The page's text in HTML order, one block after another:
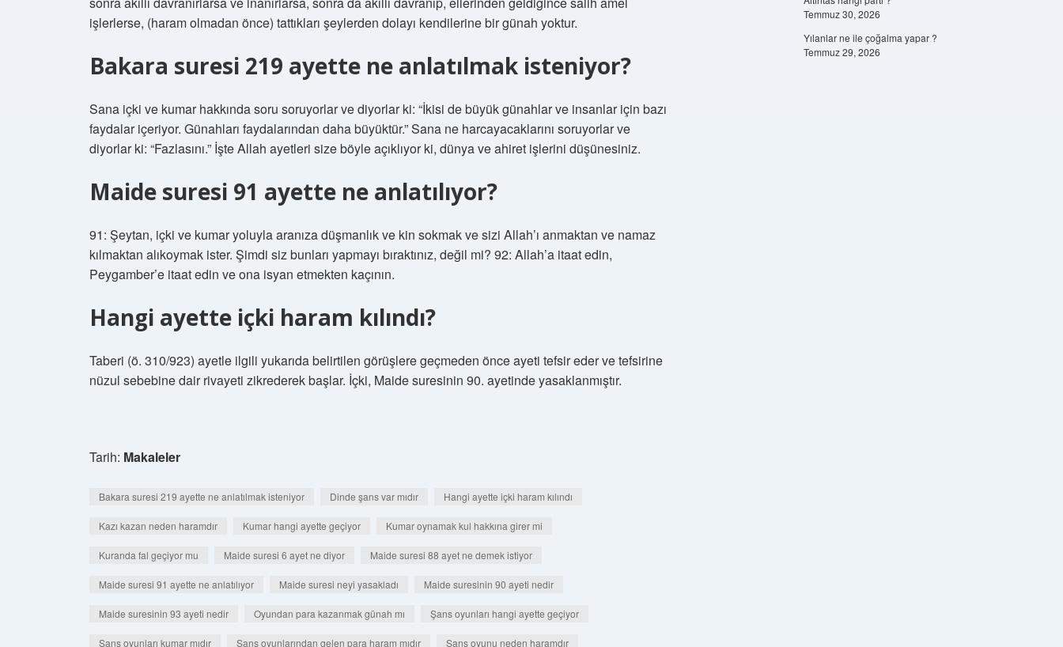
işlerlerse, (haram olmadan önce) tattıkları şeylerden dolayı kendilerine bir günah yoktur.
Bakara suresi 219 ayette ne anlatılmak isteniyor?
Sana içki ve kumar hakkında soru soruyorlar ve diyorlar ki: “İkisi de büyük günahlar ve insanlar için bazı
faydalar içeriyor. Günahları faydalarından daha büyüktür.” Sana ne harcayacaklarını soruyorlar ve
diyorlar ki: “Fazlasını.” İşte Allah ayetleri size böyle açıklıyor ki, dünya ve ahiret işlerini düşünesiniz.
Maide suresi 91 ayette ne anlatılıyor?
91: Şeytan, içki ve kumar yoluyla aranıza düşmanlık ve kin sokmak ve sizi Allah’ı anmaktan ve namaz
kılmaktan alıkoymak ister. Şimdi siz bunları yapmayı bıraktınız, değil mi? 92: Allah’a itaat edin,
Peygamber’e itaat edin ve ona isyan etmekten kaçının.
Hangi ayette içki haram kılındı?
Taberi (ö. 310/923) ayetle ilgili yukarıda belirtilen görüşlere geçmeden önce ayeti tefsir eder ve tefsirine
nüzul sebebine dair rivayeti zikrederek başlar. İçki, Maide suresinin 90. ayetinde yasaklanmıştır.
Tarih: Makaleler
Bakara suresi 219 ayette ne anlatılmak isteniyor Dinde şans var mıdır Hangi ayette içki haram kılındı
Kazı kazan neden haramdır Kumar hangi ayette geçiyor Kumar oynamak kul hakkına girer mi
Kuranda fal geçiyor mu Maide suresi 6 ayet ne diyor Maide suresi 88 ayet ne demek istiyor
Maide suresi 91 ayette ne anlatılıyor Maide suresi neyi yasakladı Maide suresinin 90 ayeti nedir
Maide suresinin 93 ayeti nedir Oyundan para kazanmak günah mı Şans oyunları hangi ayette geçiyor
Şans oyunları kumar mıdır Şans oyunlarından gelen para haram mıdır Şans oyunu neden haramdır
Temmuz 30, 2026
Yılanlar ne ile çoğalma yapar ?
Temmuz 29, 2026